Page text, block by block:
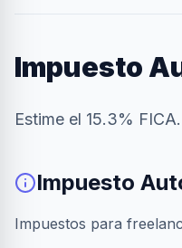
Impuesto
Estime el 15.3% FICA.
Impuesto
Impuestos para